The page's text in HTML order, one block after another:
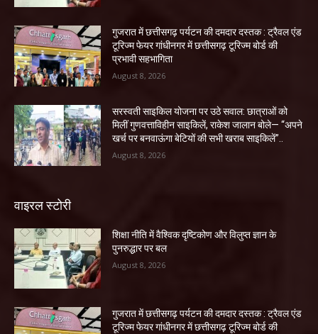
गुजरात में छत्तीसगढ़ पर्यटन की दमदार दस्तक : ट्रैवल एंड
टूरिज्म फेयर गांधीनगर में छत्तीसगढ़ टूरिज्म बोर्ड की
प्रभावी सहभागिता
August 8, 2026
सरस्वती साइकिल योजना पर उठे सवाल: छात्राओं को
मिलीं गुणवत्ताविहीन साइकिलें, राकेश जालान बोले— “अपने
खर्च पर बनवाऊंगा बेटियों की सभी खराब साइकिलें”..
August 8, 2026
वाइरल स्टोरी
शिक्षा नीति में वैश्विक दृष्टिकोण और विलुप्त ज्ञान के
पुनरुद्धार पर बल
August 8, 2026
गुजरात में छत्तीसगढ़ पर्यटन की दमदार दस्तक : ट्रैवल एंड
टूरिज्म फेयर गांधीनगर में छत्तीसगढ़ टूरिज्म बोर्ड की